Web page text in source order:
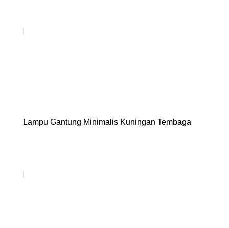
Lampu Gantung Minimalis Kuningan Tembaga